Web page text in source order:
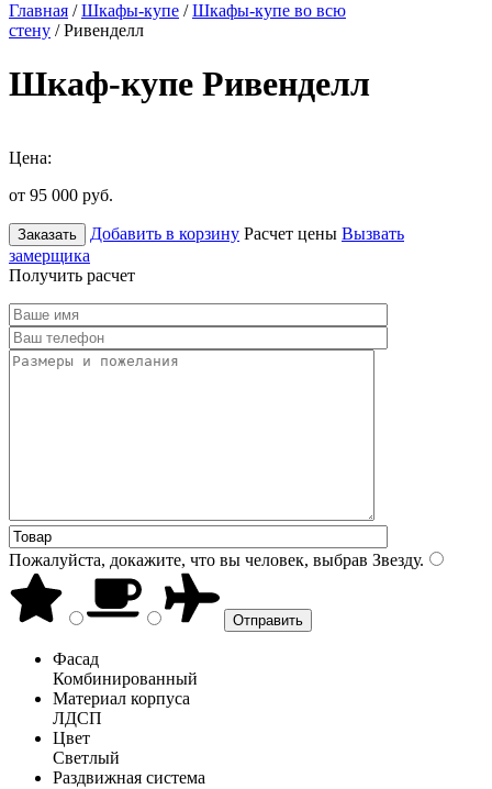
Главная /Шкафы-купе /Шкафы-купе во всю
стену / Ривенделл
Шкаф-купе Ривенделл
Цена:
от 95 000 руб.
Заказать Добавить в корзину Расчет цены Вызвать
замерщика
Получить расчет
Пожалуйста, докажите, что вы человек, выбрав Звезду.
Фасад
Комбинированный
Материал корпуса
ЛДСП
Цвет
Светлый
Раздвижная система